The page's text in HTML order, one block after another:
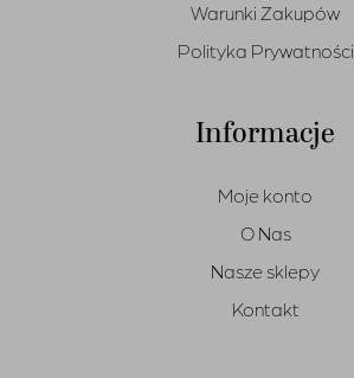
Warunki Zakupów
Polityka Prywatności
Informacje
Moje konto
O Nas
Nasze sklepy
Kontakt